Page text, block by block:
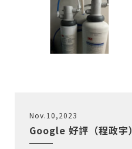
Nov.10,2023
Google 好評（程政宇）